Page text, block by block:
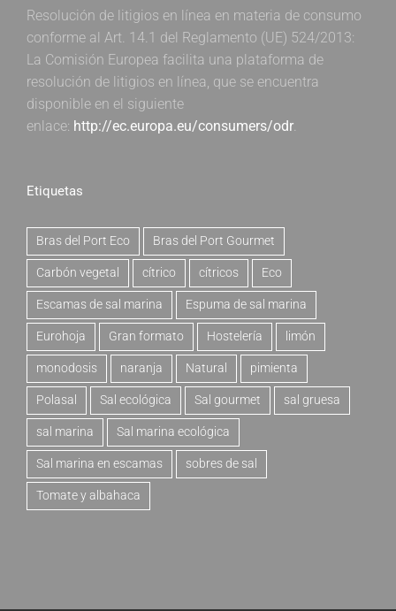
Resolución de litigios en línea en materia de consumo
conforme al Art. 14.1 del Reglamento (UE) 524/2013:
La Comisión Europea facilita una plataforma de
resolución de litigios en línea, que se encuentra
disponible en el siguiente
enlace: http://ec.europa.eu/consumers/odr.
Etiquetas
Bras del Port Eco Bras del Port Gourmet
Carbón vegetal cítrico cítricos Eco
Escamas de sal marina Espuma de sal marina
Eurohoja Gran formato Hostelería limón
monodosis naranja Natural pimienta
Polasal Sal ecológica Sal gourmet sal gruesa
sal marina Sal marina ecológica
Sal marina en escamas sobres de sal
Tomate y albahaca